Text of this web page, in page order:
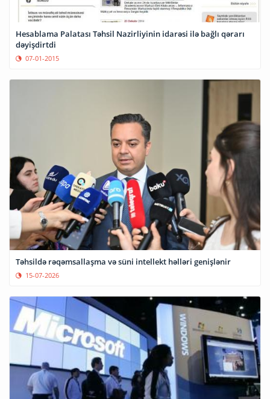
Hesablama Palatası Təhsil Nazirliyinin idarəsi ilə bağlı qərarı
dəyişdirtdi
07-01-2015
Təhsildə rəqəmsallaşma və süni intellekt həlləri genişlənir
15-07-2026